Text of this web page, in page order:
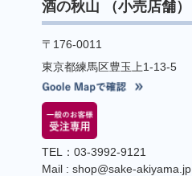
酒の秋山 （小売店舗）
〒176-0011
東京都練馬区豊玉上1-13-5
TEL：03-3992-9121
Mail : shop@sake-akiyama.jp